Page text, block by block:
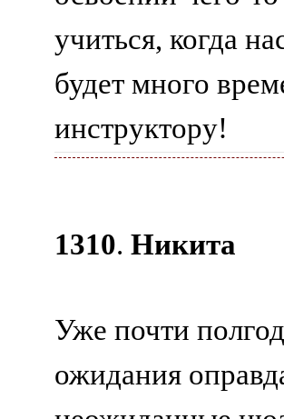
учиться, когда
будет много
инструктору!
1310. Никита
Уже почти
ожидания